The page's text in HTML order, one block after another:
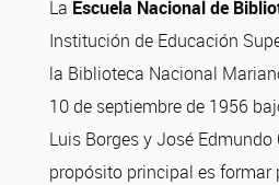
La Escuela Nacional de
Institución de Educación
la Biblioteca Nacional
10 de septiembre de 1956
Luis Borges y José Edmundo
propósito principal es